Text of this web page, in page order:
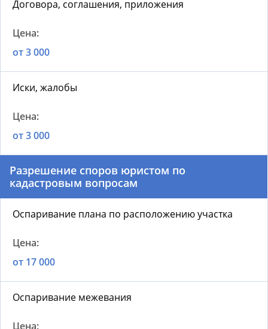
Договора, соглашения, приложения
от 3 000
Иски, жалобы
от 3 000
Разрешение споров юристом по
кадастровым вопросам
Оспаривание плана по расположению участка
от 17 000
Оспаривание межевания